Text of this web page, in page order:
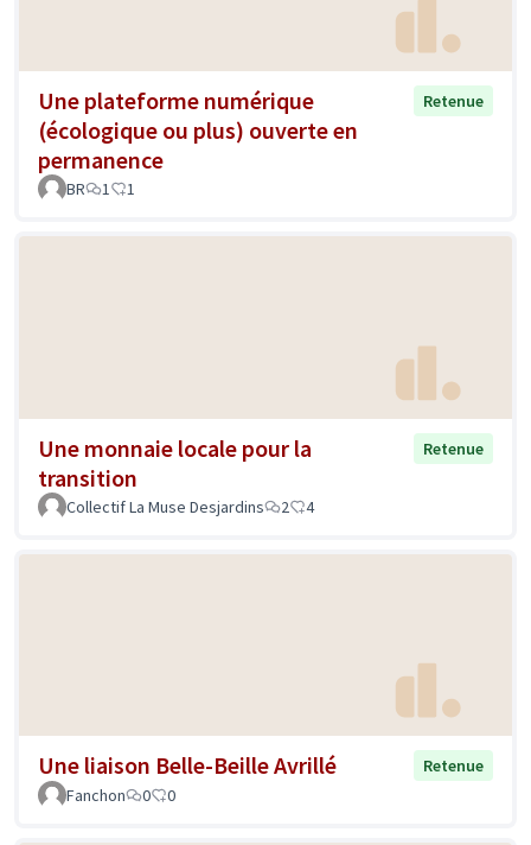
Une plateforme numérique
(écologique ou plus) ouverte en
permanence
Retenue
BR 1 1
Une monnaie locale pour la
transition
Retenue
Collectif La Muse Desjardins 2 4
Une liaison Belle-Beille Avrillé
Retenue
Fanchon
0 0